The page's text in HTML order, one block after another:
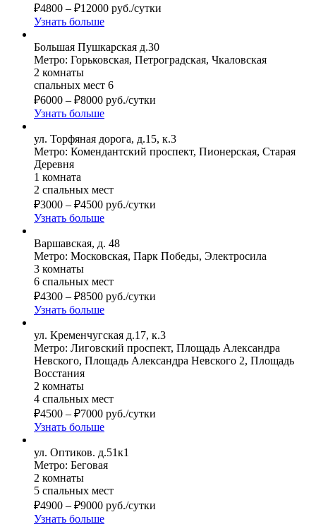
₽4800 – ₽12000 руб./сутки
Узнать больше
Большая Пушкарская д.30
Метро: Горьковская, Петроградская, Чкаловская
2 комнаты
спальных мест 6
₽6000 – ₽8000 руб./сутки
Узнать больше
ул. Торфяная дорога, д.15, к.3
Метро: Комендантский проспект, Пионерская, Старая
Деревня
1 комната
2 спальных мест
₽3000 – ₽4500 руб./сутки
Узнать больше
Варшавская, д. 48
Метро: Московская, Парк Победы, Электросила
3 комнаты
6 спальных мест
₽4300 – ₽8500 руб./сутки
Узнать больше
ул. Кременчугская д.17, к.3
Метро: Лиговский проспект, Площадь Александра
Невского, Площадь Александра Невского 2, Площадь
Восстания
2 комнаты
4 спальных мест
₽4500 – ₽7000 руб./сутки
Узнать больше
ул. Оптиков. д.51к1
Метро: Беговая
2 комнаты
5 спальных мест
₽4900 – ₽9000 руб./сутки
Узнать больше